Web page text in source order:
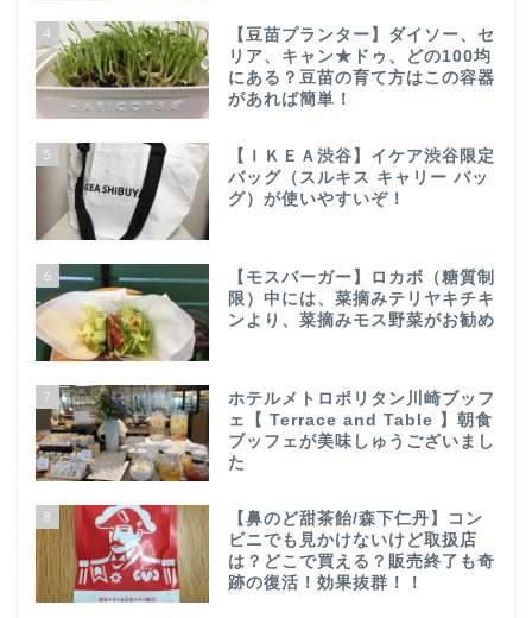
4
【豆苗プランター】ダイソー、セ
リア、キャン★ドゥ、どの100均
にある？豆苗の育て方はこの容器
があれば簡単！
5
【ＩＫＥＡ渋谷】イケア渋谷限定
バッグ（スルキス キャリー バッ
グ）が使いやすいぞ！
6
【モスバーガー】ロカボ（糖質制
限）中には、菜摘みテリヤキチキ
ンより、菜摘みモス野菜がお勧め
7
ホテルメトロポリタン川崎ブッフ
ェ【 Terrace and Table 】朝食
ブッフェが美味しゅうございまし
た
8
【鼻のど甜茶飴/森下仁丹】コン
ビニでも見かけないけど取扱店
は？どこで買える？販売終了も奇
跡の復活！効果抜群！！